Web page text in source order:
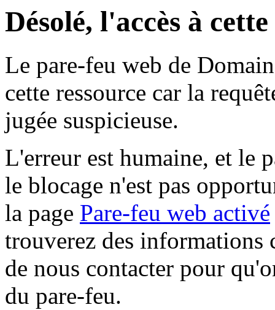
Désolé, l'accès à
Le pare-feu web de
cette ressource car la
jugée suspicieuse.
L'erreur est humaine, et le
le blocage n'est pas
la page Pare-feu web activé
trouverez des informations
de nous contacter pour
du pare-feu.